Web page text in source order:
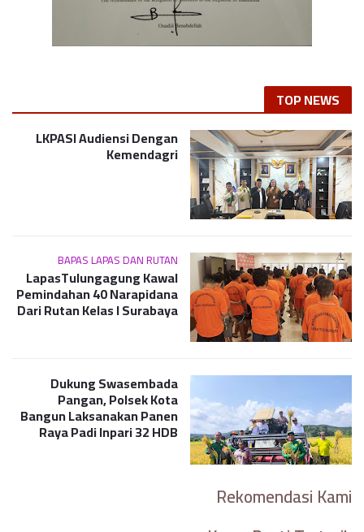
TOP NEWS
LKPASI Audiensi Dengan
Kemendagri
BAPAS LAPAS DAN RUTAN
LapasTulungagung Kawal
Pemindahan 40 Narapidana
Dari Rutan Kelas I Surabaya
Dukung Swasembada
Pangan, Polsek Kota
Bangun Laksanakan Panen
Raya Padi Inpari 32 HDB
Rekomendasi Kami